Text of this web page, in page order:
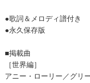
●歌詞＆メロディ譜付き
●永久保存版
■掲載曲
［世界編］
アニー・ローリー／グリ